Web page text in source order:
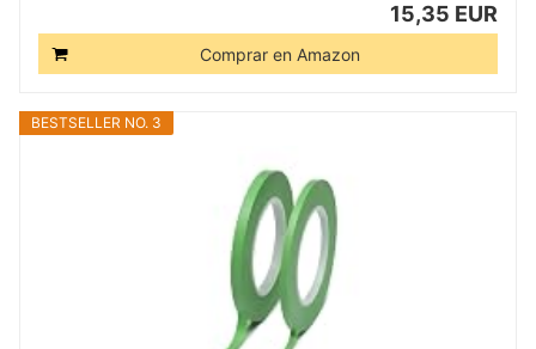
15,35 EUR
Comprar en Amazon
BESTSELLER NO. 3